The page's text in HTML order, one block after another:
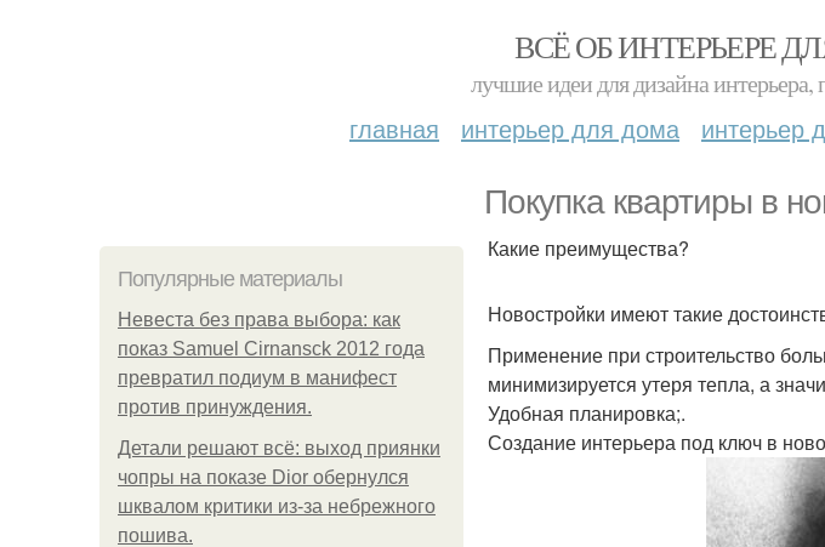
ВСЁ ОБ ИНТЕРЬЕРЕ
лучшие идеи для дизайна интерьера,
главная интерьер для дома интерьер
Покупка квартиры в
Популярные материалы
Невеста без права выбора: как
показ Samuel Cirnansck 2012 года
превратил подиум в манифест
против принуждения.
Детали решают всё: выход приянки
чопры на показе Dior обернулся
шквалом критики из-за небрежного
пошива.
Какие преимущества?
Новостройки имеют такие
Применение при строительство
минимизируется утеря тепла, а
Удобная планировка;.
Создание интерьера под ключ в